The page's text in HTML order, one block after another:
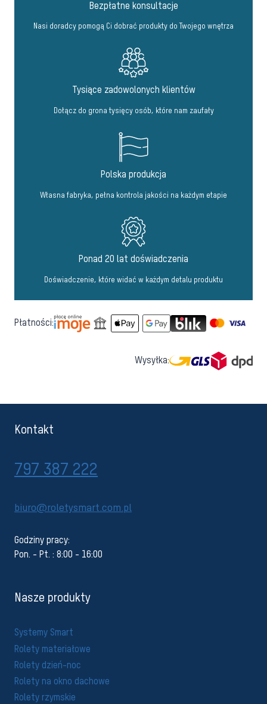
Bezpłatne konsultacje
Nasi doradcy pomogą Ci dobrać produkty do Twojego wnętrza
Tysiące zadowolonych klientów
Dołącz do grona tysięcy osób, które nam zaufały
Polska produkcja
Własna fabryka, pełna kontrola jakości na każdym etapie
Ponad 20 lat doświadczenia
Doświadczenie, które widać w każdym detalu produktu
Płatności:
Wysyłka:
Kontakt
797 387 222
biuro@roletysmart.com.pl
Godziny pracy:
Pon. - Pt. : 8:00 - 16:00
Nasze produkty
Systemy Smart
Rolety materiałowe
Rolety dzień-noc
Rolety na okno dachowe
Rolety rzymskie